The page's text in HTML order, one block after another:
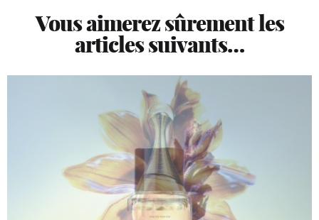
Vous aimerez sûrement les
articles suivants…